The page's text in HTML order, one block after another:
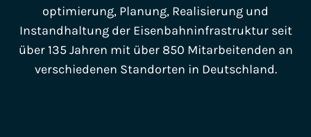
optimierung, Planung, Realisierung und
Instandhaltung der Eisenbahninfrastruktur seit
über 135 Jahren mit über 850 Mitarbeitenden an
verschiedenen Standorten in Deutschland.